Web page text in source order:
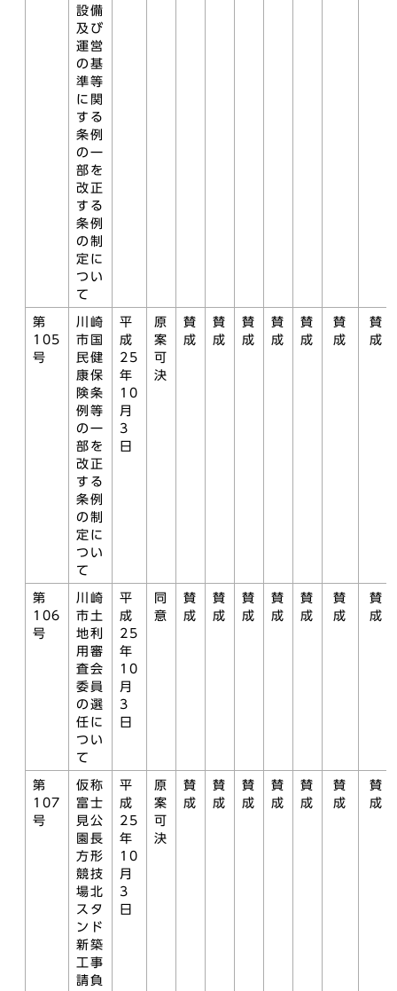
設備
及び
運営
の基
準等
に関
する
条例
の一
部を
改正
する
条例
の制
定に
つい
て
第
105
号
川崎
市国
民健
康保
険条
例等
の一
部を
改正
する
条例
の制
定に
つい
て
平
成
25
年
10
月
3
日
原
案
可
決
賛
成
賛
成
賛
成
賛
成
賛
成
賛
成
賛
成
第
106
号
川崎
市土
地利
用審
査会
委員
の選
任に
つい
て
平
成
25
年
10
月
3
日
同
意
賛
成
賛
成
賛
成
賛
成
賛
成
賛
成
賛
成
第
107
号
仮称
富士
見公
園長
方形
競技
場北
スタ
ンド
新築
工事
請負
平
成
25
年
10
月
3
日
原
案
可
決
賛
成
賛
成
賛
成
賛
成
賛
成
賛
成
賛
成